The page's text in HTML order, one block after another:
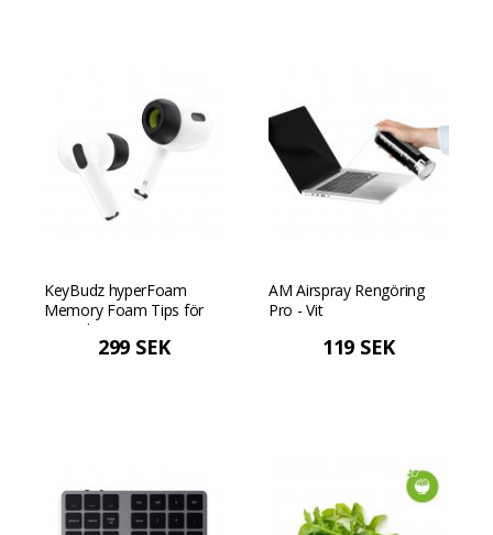
KeyBudz hyperFoam
Memory Foam Tips för
AirPods Pro - Matt svart
299 SEK
AM Airspray Rengöring
Pro - Vit
119 SEK